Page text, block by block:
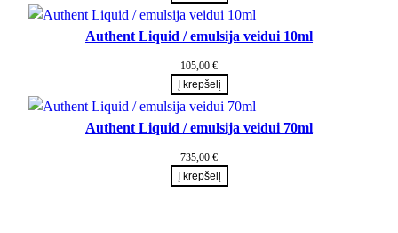
Authent Liquid / emulsija veidui 10ml
105,00 €
Į krepšelį
Authent Liquid / emulsija veidui 70ml
735,00 €
Į krepšelį